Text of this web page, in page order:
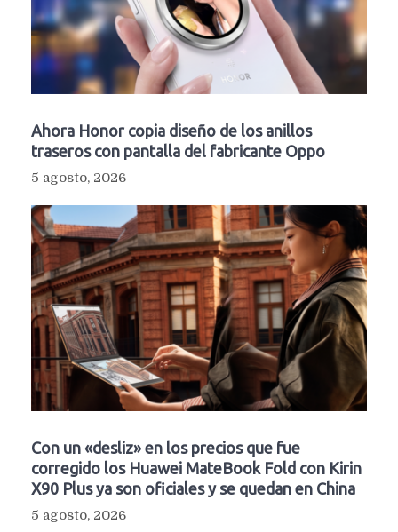
Ahora Honor copia diseño de los anillos
traseros con pantalla del fabricante Oppo
5 agosto, 2026
Con un «desliz» en los precios que fue
corregido los Huawei MateBook Fold con Kirin
X90 Plus ya son oficiales y se quedan en China
5 agosto, 2026